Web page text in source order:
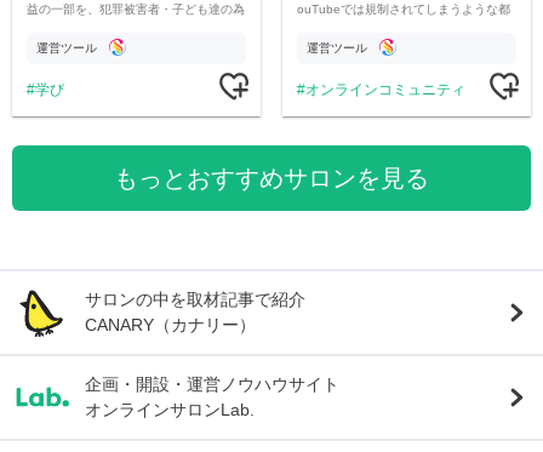
益の一部を、犯罪被害者・子ども達の為
す運営ツール
学び
ouTubeでは規制されてしまうような都
公開。
運営ツール
オンラインコミュニティ
もっとおすすめサロンを見る
サロンの中を取材記事で紹介
CANARY（カナリー）
企画・開設・運営ノウハウサイト
オンラインサロンLab.